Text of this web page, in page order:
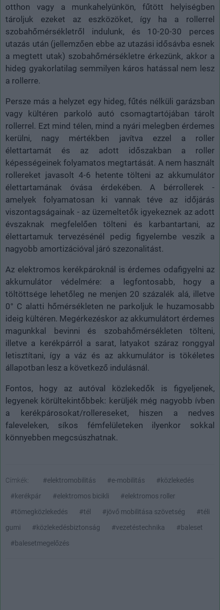
otthon vagy a munkahelyünkön, fűtött helyiségben
tároljuk ezeket az eszközöket, így ha a rollerrel
szobahőmérsékletről indulunk, és 10-20-30 perces
utazás után (jellemzően ebbe az utazási idősávba esnek
a megtett utak) szobahőmérsékletre érkezünk, akkor a
hideg gyakorlatilag semmilyen káros hatással nem lesz
a rollerre.
Persze más a helyzet egy hideg, fűtés nélküli garázsban
vagy kültéren parkoló autó csomagtartójában tárolt
rollerrel. Ezt mind télen, mind a nyári melegben érdemes
kerülni, nagy mértékben javítva ezzel a roller
élettartamát és az adott időszakban a roller
képességeinek folyamatos megtartását. A nem használt
rollereket javasolt 4-6 hetente tölteni az akkumulátor
élettartamának óvása érdekében. A bérrollerek -
amelyek folyamatosan ki vannak téve az időjárás
viszontagságainak - az üzemeltetők igyekeznek az adott
évszaknak megfelelően tölteni és karbantartani, az
élettartamuk tervezésénél pedig figyelembe veszik a
nagyobb amortizációval járó szezonalitást.
Az elektromos kerékpároknál is érdemes odafigyelni az
akkumulátor védelmére: a legfontosabb, hogy a
töltöttsége lehetőleg ne menjen 20 százalék alá, illetve
0° C alatti hőmérsékleten ne parkoljuk le huzamosabb
ideig kültéren. Megérkezéskor az akkumulátort érdemes
magunkkal bevinni és szobahőmérsékleten tölteni,
illetve a kerékpárról a sarat, latyakot száraz ronggyal
letisztítani, így a váz és az akkumulátor is tökéletes
állapotban lesz a következő indulásnál.
Fontos, hogy az autóval közlekedők is figyeljenek,
legyenek körültekintőbbek: kerüljék még nagyobb ívben
a kerékpárosokat/rollereseket, hiszen a nedves
faleveleken, síkos fémfelületeken ilyenkor sokkal
könnyebben megcsúszhatnak.
Címkék: #elektromobilitás #e-mobilitás
#közlekedés
#kerékpár
#elektromos bicikli
#elektromos roller
#tömegközlekedés
#tél #jövő mobilitása szövetség
#téli
gumi
#közlekedésbiztonság #vezetéstechnika
#baleset
#balesetmegelőzés